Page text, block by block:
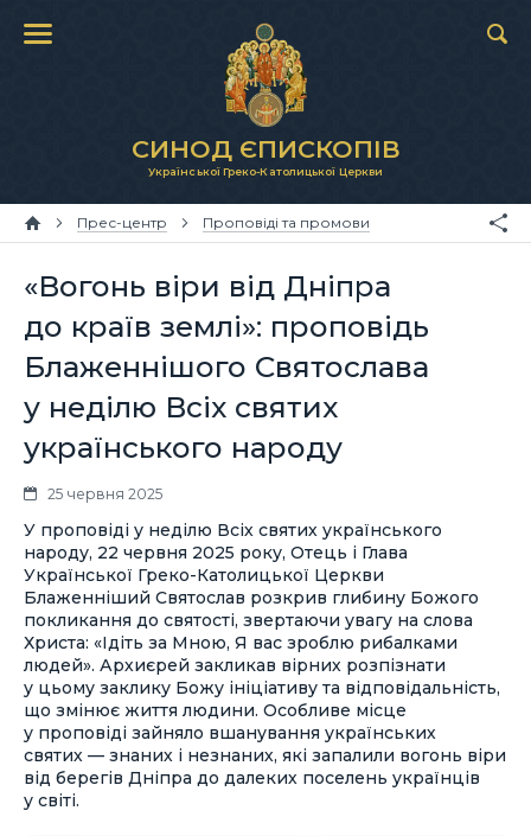
СИНОД ЄПИСКОПІВ
Української Греко-Католицької Церкви
Прес-центр Проповіді та промови
«Вогонь віри від Дніпра
до країв землі»: проповідь
Блаженнішого Святослава
у неділю Всіх святих
українського народу
25 червня 2025
У проповіді у неділю Всіх святих українського
народу, 22 червня 2025 року, Отець і Глава
Української Греко-Католицької Церкви
Блаженніший Святослав розкрив глибину Божого
покликання до святості, звертаючи увагу на слова
Христа: «Ідіть за Мною, Я вас зроблю рибалками
людей». Архиєрей закликав вірних розпізнати
у цьому заклику Божу ініціативу та відповідальність,
що змінює життя людини. Особливе місце
у проповіді зайняло вшанування українських
святих — знаних і незнаних, які запалили вогонь віри
від берегів Дніпра до далеких поселень українців
у світі.